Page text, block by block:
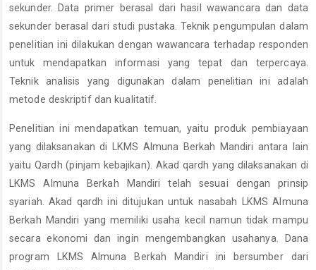
sekunder. Data primer berasal dari hasil wawancara dan data
sekunder berasal dari studi pustaka. Teknik pengumpulan dalam
penelitian ini dilakukan dengan wawancara terhadap responden
untuk mendapatkan informasi yang tepat dan terpercaya.
Teknik analisis yang digunakan dalam penelitian ini adalah
metode deskriptif dan kualitatif.
Penelitian ini mendapatkan temuan, yaitu produk pembiayaan
yang dilaksanakan di LKMS Almuna Berkah Mandiri antara lain
yaitu Qardh (pinjam kebajikan). Akad qardh yang dilaksanakan di
LKMS Almuna Berkah Mandiri telah sesuai dengan prinsip
syariah. Akad qardh ini ditujukan untuk nasabah LKMS Almuna
Berkah Mandiri yang memiliki usaha kecil namun tidak mampu
secara ekonomi dan ingin mengembangkan usahanya. Dana
program LKMS Almuna Berkah Mandiri ini bersumber dari